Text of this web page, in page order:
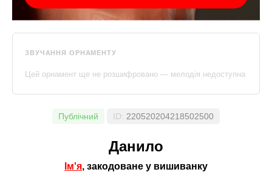
ЗВУЧАННЯ ОРНАМЕНТУ
Цей орнамент ще не розшифровано — мелодія недоступна
Публічний ID: 220520204218502500
Данило
Ім'я, закодоване у вишиванку